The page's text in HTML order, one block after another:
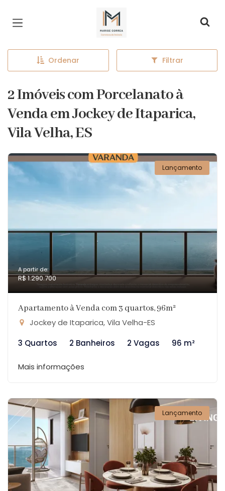
Página inicial
Ordenar Filtrar
2 Imóveis com Porcelanato à
Venda em Jockey de Itaparica,
Vila Velha, ES
Lançamento
A partir de:
R$ 1.290.700
Apartamento à Venda com 3 quartos, 96m²
Jockey de Itaparica, Vila Velha-ES
3 Quartos
2 Banheiros 2 Vagas 96 m²
Mais informações
Lançamento